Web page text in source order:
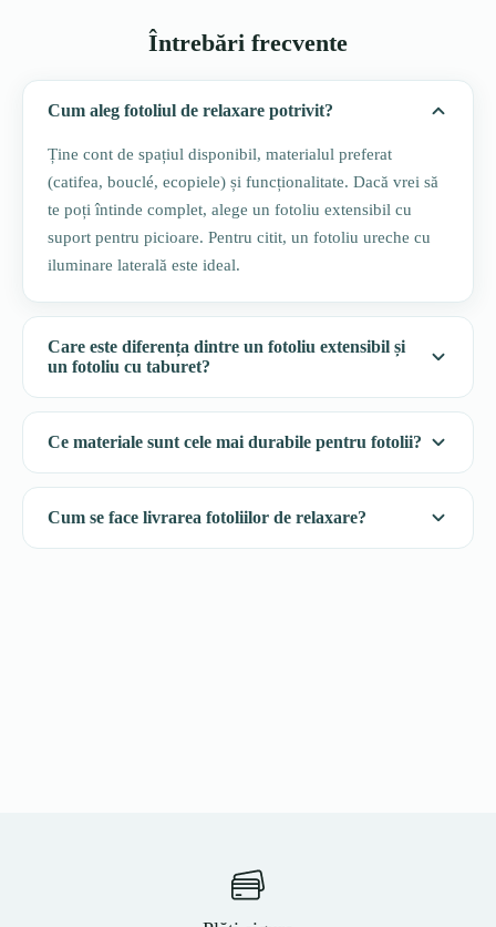
Întrebări frecvente
Cum aleg fotoliul de relaxare potrivit?
Ține cont de spațiul disponibil, materialul preferat
(catifea, bouclé, ecopiele) și funcționalitate. Dacă vrei să
te poți întinde complet, alege un fotoliu extensibil cu
suport pentru picioare. Pentru citit, un fotoliu ureche cu
iluminare laterală este ideal.
Care este diferența dintre un fotoliu extensibil și
un fotoliu cu taburet?
Ce materiale sunt cele mai durabile pentru fotolii?
Cum se face livrarea fotoliilor de relaxare?